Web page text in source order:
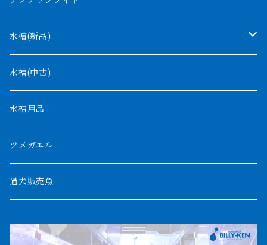
タンガニーカ
モケレンベンベ
デルヘッジ
ザイールグリーン
パルマス
ポーリー
セネガルス
水槽(新品)
1200mm以下
1500mm
1800mm
2000mm以上
水槽(中古)
水槽用品
ツメガエル
過去販売魚